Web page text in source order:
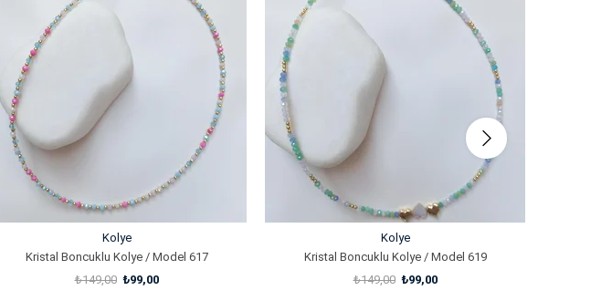
%34İndirim
Kolye
Kristal Boncuklu Kolye / Model 617
₺99,00
₺149,00
İndirim
%34İndirim
Kolye
Kristal Boncuklu Kolye / Model 619
₺99,00
₺149,00